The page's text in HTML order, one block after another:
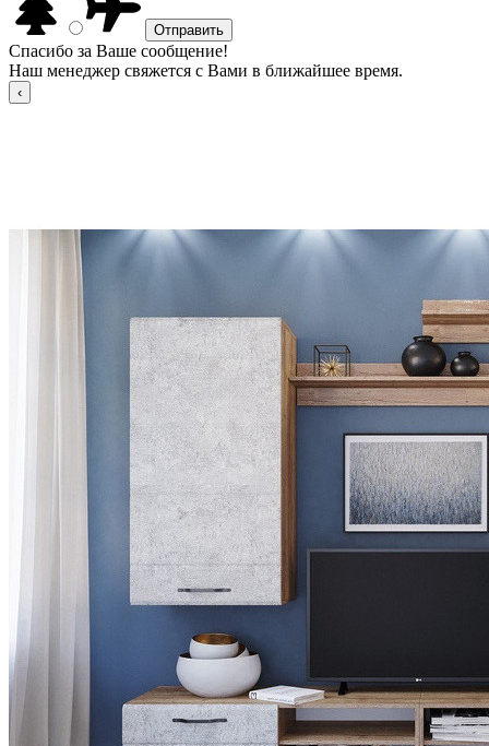
Спасибо за Ваше сообщение!
Наш менеджер свяжется с Вами в ближайшее время.